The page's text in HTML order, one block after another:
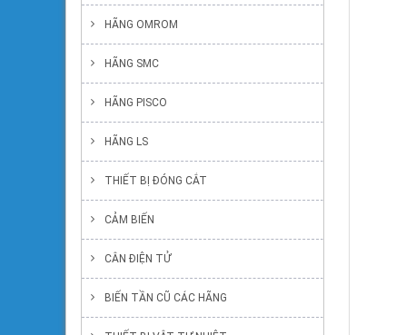
HÃNG OMROM
HÃNG SMC
HÃNG PISCO
HÃNG LS
THIẾT BỊ ĐÓNG CẮT
CẢM BIẾN
CÂN ĐIỆN TỬ
BIẾN TẦN CŨ CÁC HÃNG